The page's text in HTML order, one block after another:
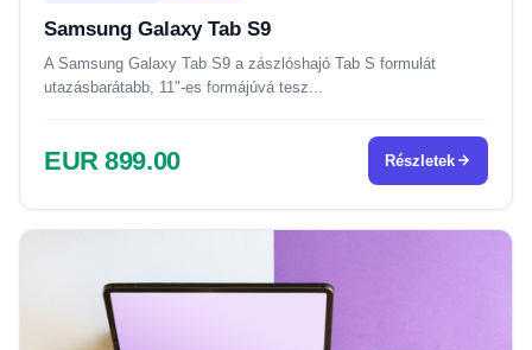
Samsung Galaxy Tab S9
A Samsung Galaxy Tab S9 a zászlóshajó Tab S formulát
utazásbarátabb, 11"-es formájúvá tesz...
EUR 899.00 Részletek